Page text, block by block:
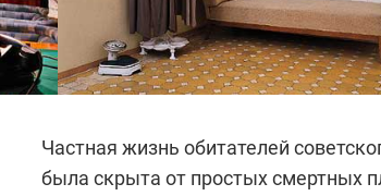
Частная жизнь обитателей
была скрыта от простых смертных